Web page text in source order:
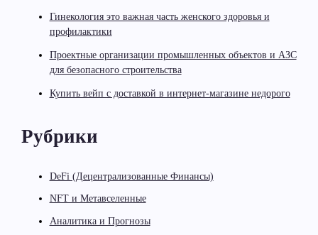
Гинекология это важная часть женского здоровья и
профилактики
Проектные организации промышленных объектов и АЗС
для безопасного строительства
Купить вейп с доставкой в интернет-магазине недорого
Рубрики
DeFi (Децентрализованные Финансы)
NFT и Метавселенные
Аналитика и Прогнозы